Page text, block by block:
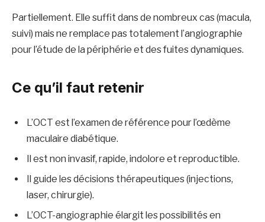
Partiellement. Elle suffit dans de nombreux cas (macula,
suivi) mais ne remplace pas totalement l’angiographie
pour l’étude de la périphérie et des fuites dynamiques.
Ce qu’il faut retenir
L’OCT est l’examen de référence pour l’œdème
maculaire diabétique.
Il est non invasif, rapide, indolore et reproductible.
Il guide les décisions thérapeutiques (injections,
laser, chirurgie).
L’OCT-angiographie élargit les possibilités en